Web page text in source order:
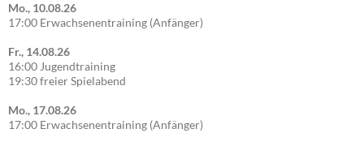
Mo., 10.08.26
17:00 Erwachsenentraining (Anfänger)
Fr., 14.08.26
16:00 Jugendtraining
19:30 freier Spielabend
Mo., 17.08.26
17:00 Erwachsenentraining (Anfänger)